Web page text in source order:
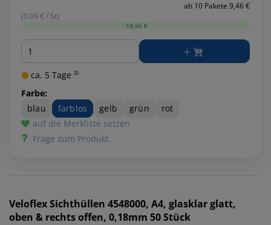
ab 10 Pakete 9,46 €
(0.09 € / St)
-18,56 €
Menge
ca. 5 Tage ²⁾
Farbe:
blau
farblos gelb grün
rot
auf die Merkliste setzen
Frage zum Produkt
VeloflexSichthüllen 4548000, A4, glasklar glatt,
oben & rechts offen, 0,18mm 50 Stück